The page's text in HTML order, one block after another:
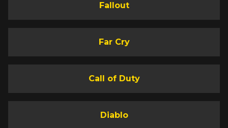
Fallout
Far Cry
Call of Duty
Diablo